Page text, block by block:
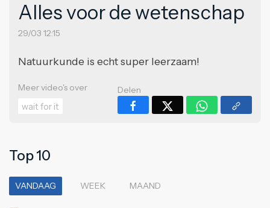
Alles voor de wetenschap
29/03 12:15
Natuurkunde is echt super leerzaam!
Meer video's over
wait for it
Delen
Top 10
VANDAAG WEEK MAAND